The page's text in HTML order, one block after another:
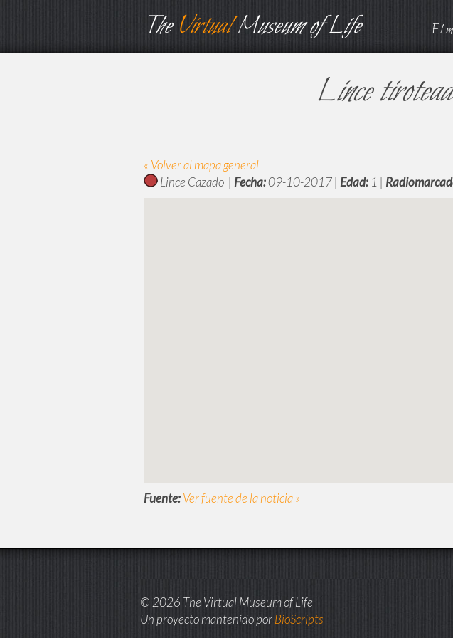
TheVirtualMuseum of Life El
Lince
« Volver al mapa general
Lince Cazado | Fecha:09-10-2017 | Edad: 1 |
Fuente:Ver fuente de la noticia »
© 2026 The Virtual Museum of Life
Un proyecto mantenido porBioScripts